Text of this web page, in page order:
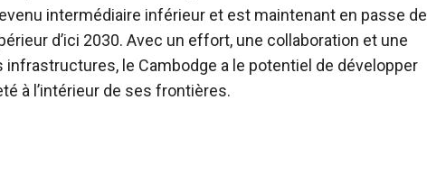
intermédiaire inférieur et est maintenant en passe de
d’ici 2030. Avec un effort, une collaboration et une
le Cambodge a le potentiel de développer
à l’intérieur de ses frontières.